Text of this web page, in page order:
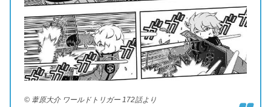
© 葦原大介 ワールドトリガー 172話より